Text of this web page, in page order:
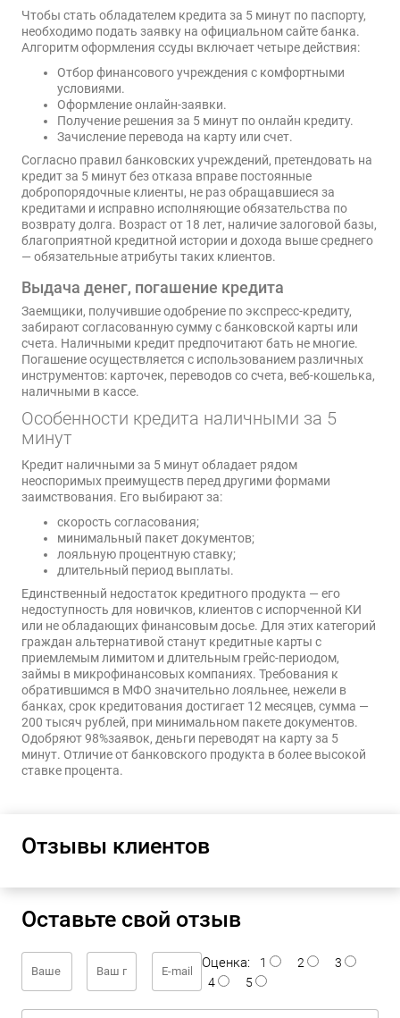
Чтобы стать обладателем кредита за 5 минут по паспорту,
необходимо подать заявку на официальном сайте банка.
Алгоритм оформления ссуды включает четыре действия:
Отбор финансового учреждения с комфортными
условиями.
Оформление онлайн-заявки.
Получение решения за 5 минут по онлайн кредиту.
Зачисление перевода на карту или счет.
Согласно правил банковских учреждений, претендовать на
кредит за 5 минут без отказа вправе постоянные
добропорядочные клиенты, не раз обращавшиеся за
кредитами и исправно исполняющие обязательства по
возврату долга. Возраст от 18 лет, наличие залоговой базы,
благоприятной кредитной истории и дохода выше среднего
— обязательные атрибуты таких клиентов.
Выдача денег, погашение кредита
Заемщики, получившие одобрение по экспресс-кредиту,
забирают согласованную сумму с банковской карты или
счета. Наличными кредит предпочитают бать не многие.
Погашение осуществляется с использованием различных
инструментов: карточек, переводов со счета, веб-кошелька,
наличными в кассе.
Особенности кредита наличными за 5
минут
Кредит наличными за 5 минут обладает рядом
неоспоримых преимуществ перед другими формами
заимствования. Его выбирают за:
скорость согласования;
минимальный пакет документов;
лояльную процентную ставку;
длительный период выплаты.
Единственный недостаток кредитного продукта — его
недоступность для новичков, клиентов с испорченной КИ
или не обладающих финансовым досье. Для этих категорий
граждан альтернативой станут кредитные карты с
приемлемым лимитом и длительным грейс-периодом,
займы в микрофинансовых компаниях. Требования к
обратившимся в МФО значительно лояльнее, нежели в
банках, срок кредитования достигает 12 месяцев, сумма —
200 тысяч рублей, при минимальном пакете документов.
Одобряют 98%заявок, деньги переводят на карту за 5
минут. Отличие от банковского продукта в более высокой
ставке процента.
Отзывы клиентов
Оставьте свой отзыв
Оценка: 1 2
3
4
5